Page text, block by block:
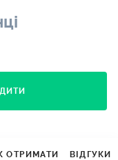
ОТРИМАТИ ВІДГУКИ